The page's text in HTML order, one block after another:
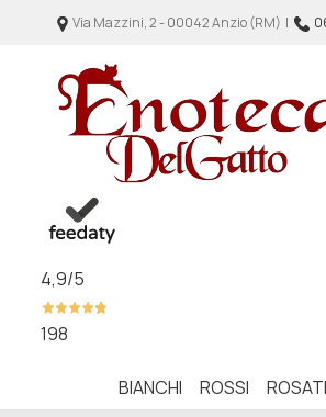
Via Mazzini, 2 - 00042 Anzio (RM) |
4,9/5
198
BIANCHI ROSSI ROSATI